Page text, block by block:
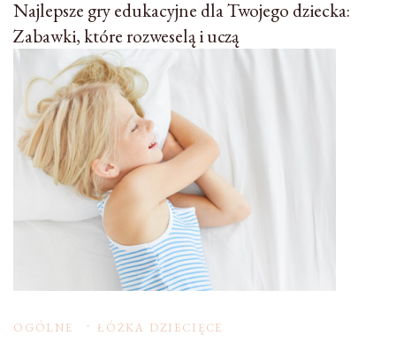
Najlepsze gry edukacyjne dla Twojego dziecka:
Zabawki, które rozweselą i uczą
OGÓLNE ŁÓŻKA DZIECIĘCE